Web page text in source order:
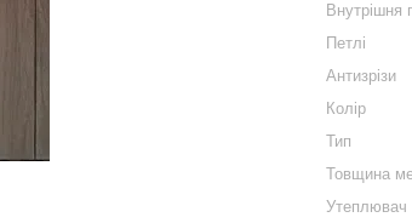
Внутрішня
Петлі
Антизрізи
Колір
Тип
Товщина
Утеплювач